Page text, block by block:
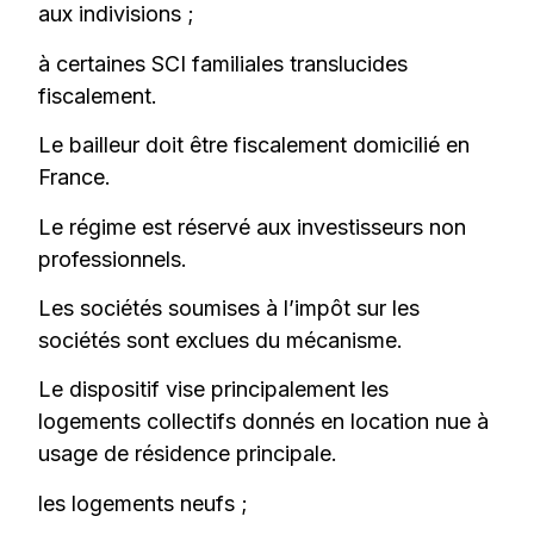
aux indivisions ;
à certaines SCI familiales translucides
fiscalement.
Le bailleur doit être fiscalement domicilié en
France.
Le régime est réservé aux investisseurs non
professionnels.
Les sociétés soumises à l’impôt sur les
sociétés sont exclues du mécanisme.
Le dispositif vise principalement les
logements collectifs donnés en location nue à
usage de résidence principale.
les logements neufs ;